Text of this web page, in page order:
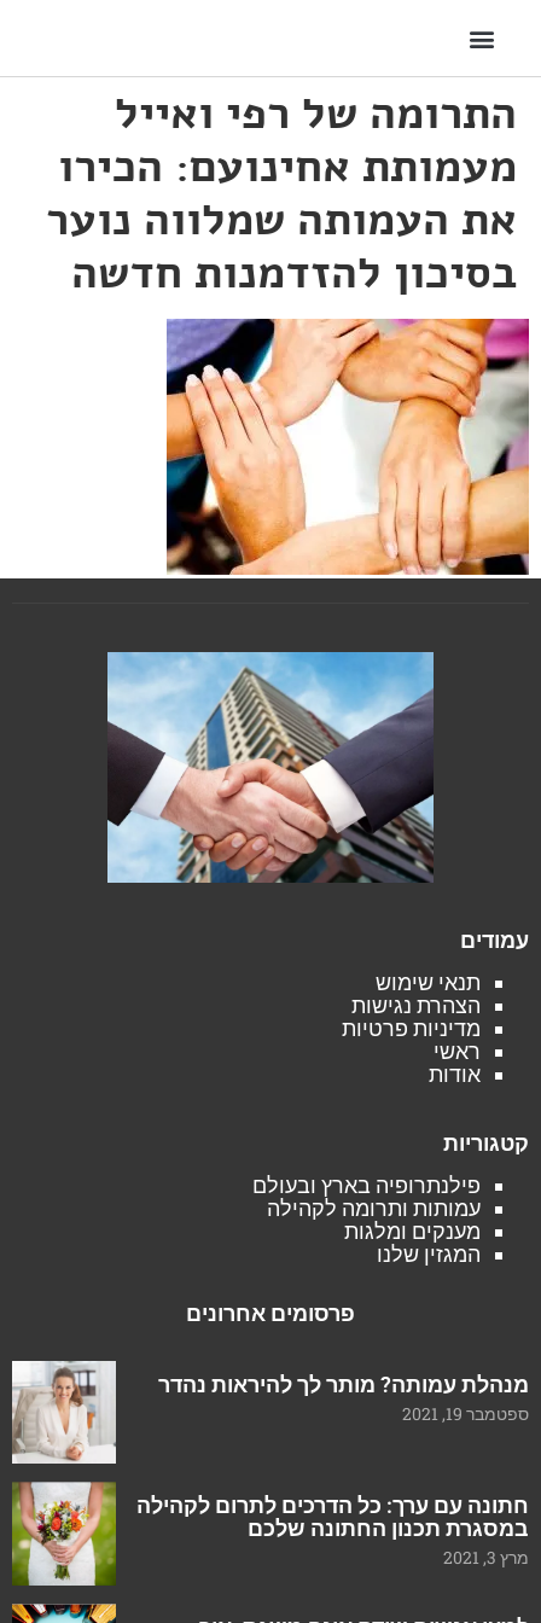
התרומה של רפי ואייל
מעמותת אחינועם: הכירו
את העמותה שמלווה נוער
בסיכון להזדמנות חדשה
עמודים
תנאי שימוש
הצהרת נגישות
מדיניות פרטיות
ראשי
אודות
קטגוריות
פילנתרופיה בארץ ובעולם
עמותות ותרומה לקהילה
מענקים ומלגות
המגזין שלנו
פרסומים אחרונים
מנהלת עמותה? מותר לך להיראות נהדר
ספטמבר 19, 2021
חתונה עם ערך: כל הדרכים לתרום לקהילה
במסגרת תכנון החתונה שלכם
מרץ 3, 2021